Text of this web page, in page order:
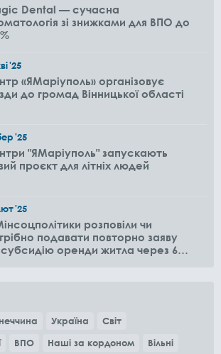
Dental — сучасна
зі знижками для ВПО до
'25
«ЯМаріуполь» організовує
до громад Вінницької області
'25
"ЯМаріуполь" запускають
проєкт для літніх людей
'25
розповіли чи
подавати повторно заяву
оренди житла через 6
Україна
Світ
ВПО Наші за кордоном
Вільні